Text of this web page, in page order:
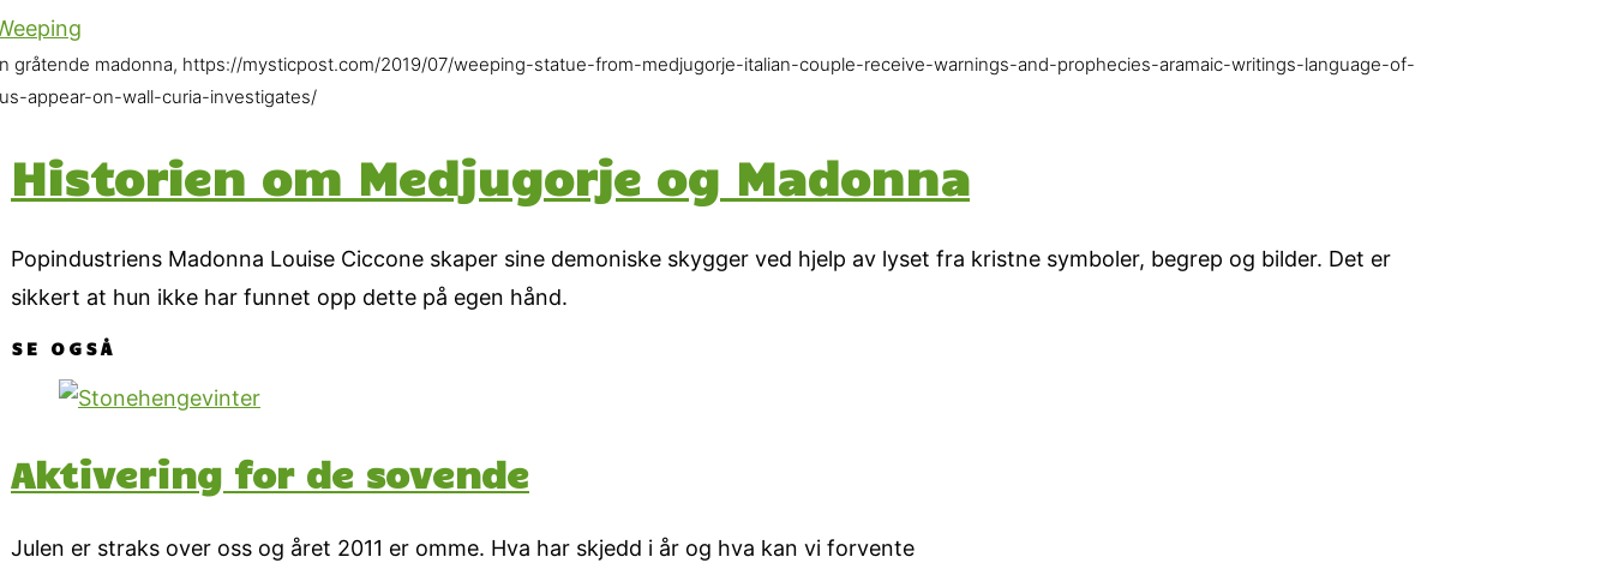
gråtende madonna, https://mysticpost.com/2019/07/weeping-statue-from-medjugorje-italian-couple-receive-warnings-and-prophecies-aramaic-writings-language-of-
appear-on-wall-curia-investigates/
Historien om Medjugorje og Madonna
Popindustriens Madonna Louise Ciccone skaper sine demoniske skygger ved hjelp av lyset fra kristne symboler, begrep og bilder. Det er
sikkert at hun ikke har funnet opp dette på egen hånd.
SE OGSÅ
Aktivering for de sovende
Julen er straks over oss og året 2011 er omme. Hva har skjedd i år og hva kan vi forvente